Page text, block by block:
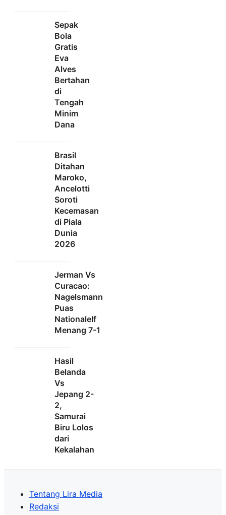
Sepak
Bola
Gratis
Eva
Alves
Bertahan
di
Tengah
Minim
Dana
Brasil
Ditahan
Maroko,
Ancelotti
Soroti
Kecemasan
di Piala
Dunia
2026
Jerman Vs
Curacao:
Nagelsmann
Puas
Nationalelf
Menang 7-1
Hasil
Belanda
Vs
Jepang 2-
2,
Samurai
Biru Lolos
dari
Kekalahan
Tentang Lira Media
Redaksi